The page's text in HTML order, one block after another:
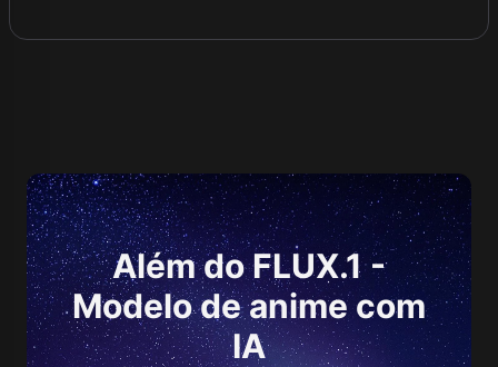
Além do FLUX.1 -
Modelo de anime com
IA